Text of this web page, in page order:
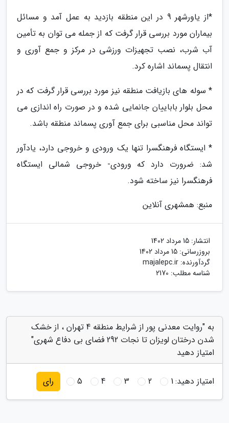
*از یاورشهر 9 در این منطقه بازدید به عمل آمد و مسائل
بیماران مورد بررسی قرار گرفت که از جمله می توان به تأمین
آب شرب، نصب تجهیزات ورزشی در مرکز و جمع آوری و
انتقال پسماند اشاره کرد.
* سوله های بازیافت منطقه نیز مورد بررسی قرار گرفت که در
محل بلوار باباییان جانمایی شده و در صورت راه اندازی می
تواند محل مناسبی برای جمع آوری پسماند منطقه باشد.
* ایستگاه فرهنگسرا تنها یک ورودی و خروجی دارد، یادآور
شد: ضرورت دارد که ورودی- خروجی شمالی ایستگاه
فرهنگسرا نیز ساخته شود.
منبع: همشهری آنلاین
انتشار: 15 مرداد 1402
بروزرسانی: 15 مرداد 1402
گردآورنده: majalepc.ir
شناسه مطلب: 2170
به "روایت معدنی پور از شرایط منطقه 4 تهران ، از خشک
شدن درختان لویزان تا نجات 292 فضای بی دفاع شهری"
امتیاز دهید
امتیاز دهید:1
2
3
4
5 رای